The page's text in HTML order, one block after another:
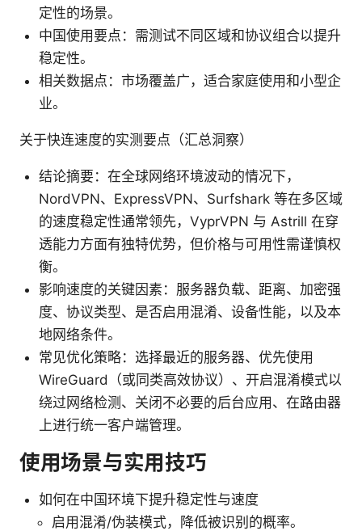
定性的场景。
中国使用要点：需测试不同区域和协议组合以提升
稳定性。
相关数据点：市场覆盖广，适合家庭使用和小型企
业。
关于快连速度的实测要点（汇总洞察）
结论摘要：在全球网络环境波动的情况下，
NordVPN、ExpressVPN、Surfshark 等在多区域
的速度稳定性通常领先，VyprVPN 与 Astrill 在穿
透能力方面有独特优势，但价格与可用性需谨慎权
衡。
影响速度的关键因素：服务器负载、距离、加密强
度、协议类型、是否启用混淆、设备性能，以及本
地网络条件。
常见优化策略：选择最近的服务器、优先使用
WireGuard（或同类高效协议）、开启混淆模式以
绕过网络检测、关闭不必要的后台应用、在路由器
上进行统一客户端管理。
使用场景与实用技巧
如何在中国环境下提升稳定性与速度
启用混淆/伪装模式，降低被识别的概率。